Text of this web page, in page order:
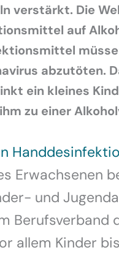
verstärkt. Die
auf
abzutöten.
ein kleines
zu einer
Erwachsenen
und
Berufsverband
allem Kinder